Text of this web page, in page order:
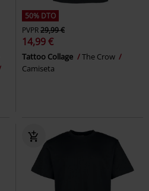
50% DTO
PVPR29,99 €
14,99 €
Tattoo Collage
The Crow
Camiseta